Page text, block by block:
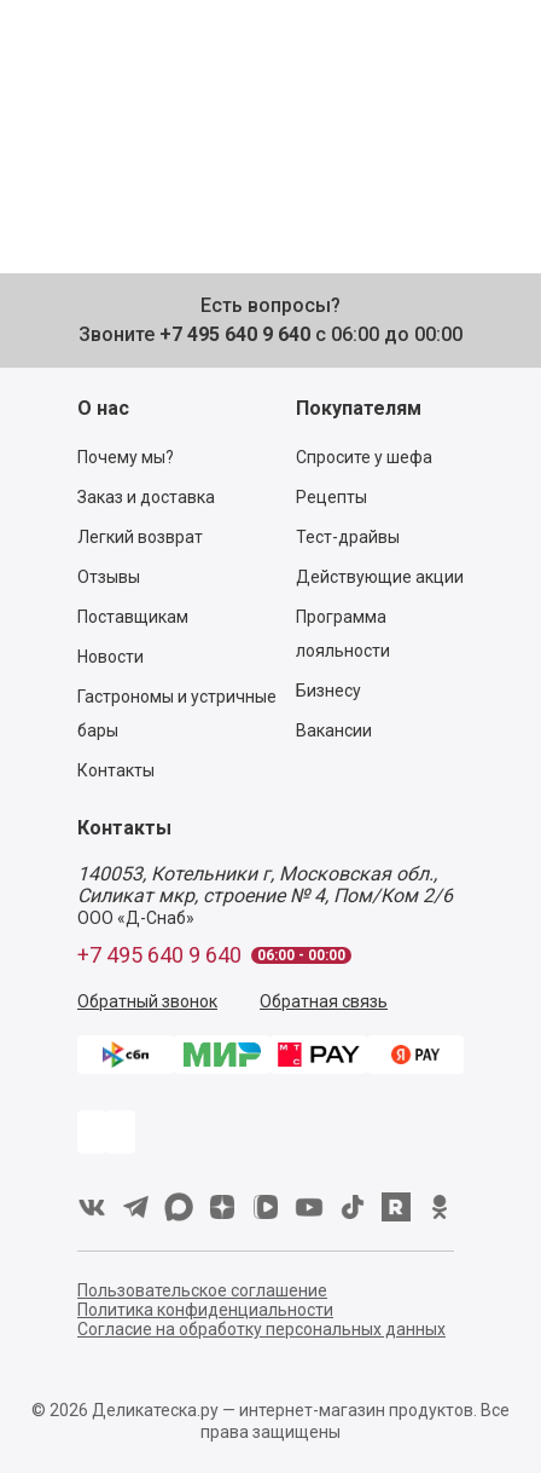
Есть вопросы?
Звоните +7 495 640 9 640 с 06:00 до 00:00
О нас
Почему мы?
Заказ и доставка
Легкий возврат
Отзывы
Поставщикам
Новости
Гастрономы и устричные
бары
Контакты
Покупателям
Спросите у шефа
Рецепты
Тест-драйвы
Действующие акции
Программа
лояльности
Бизнесу
Вакансии
Контакты
140053, Котельники г, Московская обл.,
Силикат мкр, строение № 4, Пом/Ком 2/6
ООО «Д-Снаб»
+7 495 640 9 640 06:00 - 00:00
Обратный звонок Обратная связь
Пользовательское соглашение
Политика конфиденциальности
Согласие на обработку персональных данных
© 2026 Деликатеска.ру — интернет-магазин продуктов. Все
права защищены